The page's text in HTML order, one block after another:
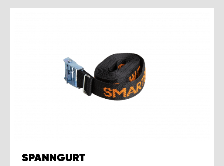
SPANNGURT